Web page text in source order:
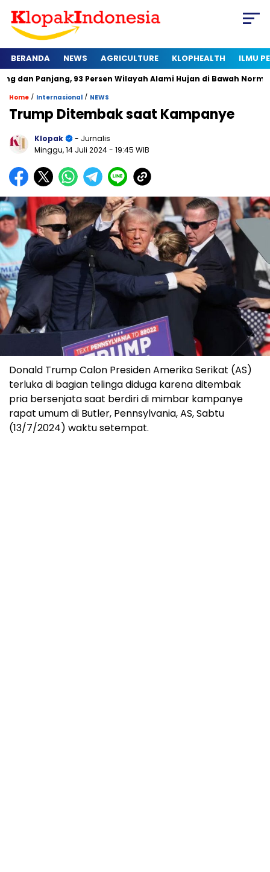
BERANDA NEWS AGRICULTURE KLOPHEALTH ILMU
93 Persen Wilayah Alami Hujan di Bawah Normal
Home / Internasional / NEWS
Trump Ditembak saat Kampanye
Klopak
- Jurnalis
Minggu, 14 Juli 2024- 19:45 WIB
Donald Trump Calon Presiden Amerika Serikat (AS)
terluka di bagian telinga diduga karena ditembak
pria bersenjata saat berdiri di mimbar kampanye
rapat umum di Butler, Pennsylvania, AS, Sabtu
(13/7/2024) waktu setempat.